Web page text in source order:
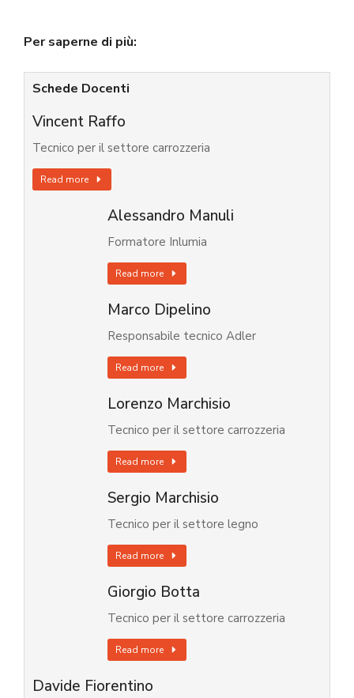
Per saperne di più:
Schede Docenti
Vincent Raffo
Tecnico per il settore carrozzeria
Read more
Alessandro Manuli
Formatore Inlumia
Read more
Marco Dipelino
Responsabile tecnico Adler
Read more
Lorenzo Marchisio
Tecnico per il settore carrozzeria
Read more
Sergio Marchisio
Tecnico per il settore legno
Read more
Giorgio Botta
Tecnico per il settore carrozzeria
Read more
Davide Fiorentino